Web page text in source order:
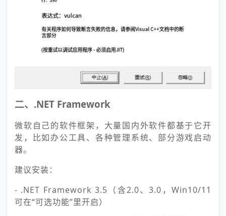
二、.NET Framework
微软自己的软件框架，大量国内外软件都基于它开
发，比如办公工具、各种管理系统、部分游戏启动
器。
建议安装：
- .NET Framework 3.5（含2.0、3.0，Win10/11
可在“可选功能”里开启）